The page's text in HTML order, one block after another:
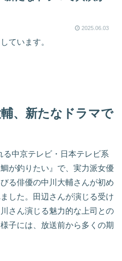
2025.06.03
ています。
、新たなドラマで
中京テレビ・日本テレビ系
が釣りたい』で、実力派女優
る俳優の中川大輔さんが初め
した。田辺さんが演じる受け
さん演じる魅力的な上司との
子には、放送前から多くの期